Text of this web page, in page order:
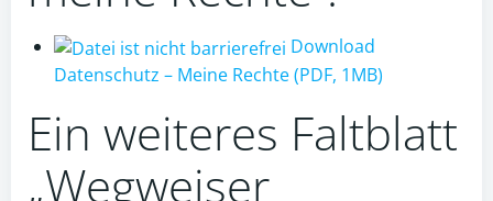
Download
Datenschutz – Meine Rechte (PDF, 1MB)
Ein weiteres Faltblatt
„Wegweiser